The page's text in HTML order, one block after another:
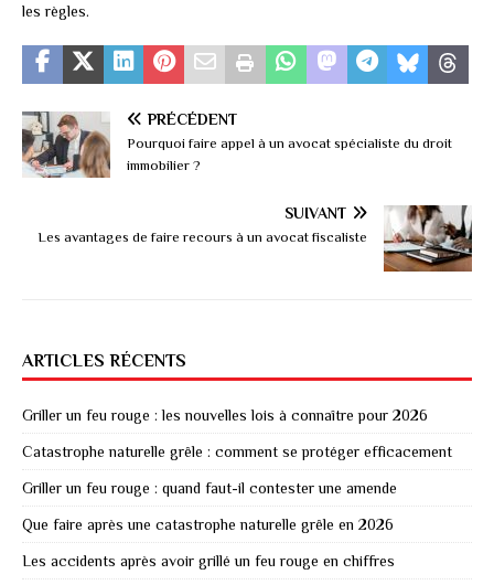
les règles.
PRÉCÉDENT
Pourquoi faire appel à un avocat spécialiste du droit
immobilier ?
SUIVANT
Les avantages de faire recours à un avocat fiscaliste
ARTICLES RÉCENTS
Griller un feu rouge : les nouvelles lois à connaître pour 2026
Catastrophe naturelle grêle : comment se protéger efficacement
Griller un feu rouge : quand faut-il contester une amende
Que faire après une catastrophe naturelle grêle en 2026
Les accidents après avoir grillé un feu rouge en chiffres